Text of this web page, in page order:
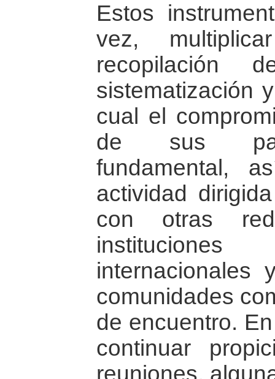
Estos
vez,
recopilación
sistematización
cual el
de sus
fundamental,
actividad
con otras
comunidades
de encuentro.
continuar
reuniones,